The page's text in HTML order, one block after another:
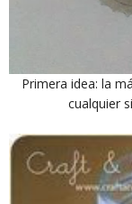
Primera idea: la
cualquier